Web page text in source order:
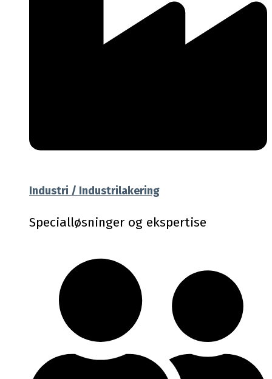
Industri / Industrilakering
Specialløsninger og ekspertise